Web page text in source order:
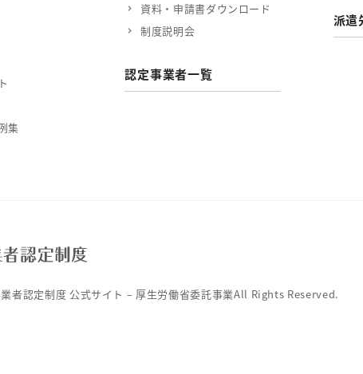
集
資料・申請書ダウンロード
制度説明会
認定事業者一覧
派遣
者認定制度 公式サイト – 厚生労働省委託事業All Rights Reserved.